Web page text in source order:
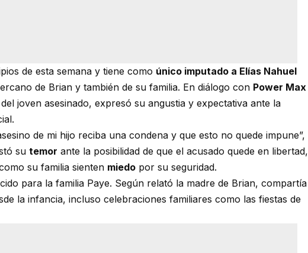
de esta semana y tiene como único imputado a Elías Nahuel
de Brian y también de su familia. En diálogo con Power Max
joven asesinado, expresó su angustia y expectativa ante la
de mi hijo reciba una condena y que esto no quede impune”,
su temor ante la posibilidad de que el acusado quede en libertad,
su familia sienten miedo por su seguridad.
para la familia Paye. Según relató la madre de Brian, compartía
la infancia, incluso celebraciones familiares como las fiestas de